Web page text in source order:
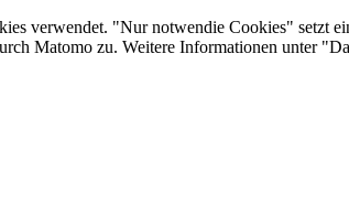
verwendet. "Nur notwendie Cookies" setzt
Matomo zu. Weitere Informationen unter